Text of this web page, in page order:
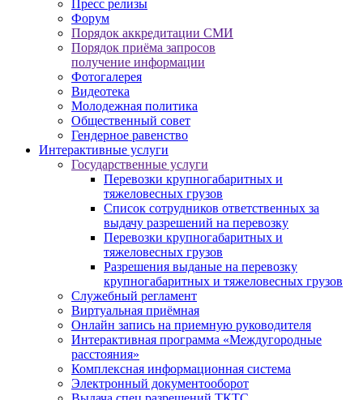
Пресс релизы
Форум
Порядок аккредитации СМИ
Порядок приёма запросов
получение информации
Фотогалерея
Видеотека
Молодежная политика
Общественный совет
Гендерное равенство
Интерактивные услуги
Государственные услуги
Перевозки крупногабаритных и
тяжеловесных грузов
Список сотрудников ответственных за
выдачу разрешений на перевозку
Перевозки крупногабаритных и
тяжеловесных грузов
Разрешения выданые на перевозку
крупногабаритных и тяжеловесных грузов
Служебный регламент
Виртуальная приёмная
Онлайн запись на приемную руководителя
Интерактивная программа «Междугородные
расстояния»
Комплексная информационная система
Электронный документооборот